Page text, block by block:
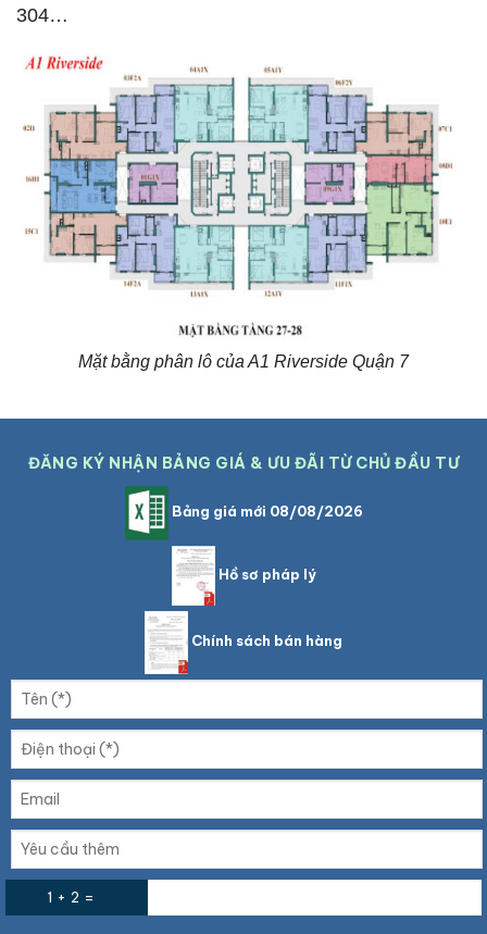
304…
Mặt bằng phân lô của A1 Riverside Quận 7
ĐĂNG KÝ NHẬN BẢNG GIÁ & ƯU ĐÃI TỪ CHỦ ĐẦU TƯ
Bảng giá mới 08/08/2026
Hồ sơ pháp lý
Chính sách bán hàng
1 + 2 =